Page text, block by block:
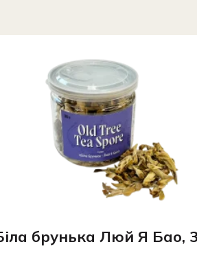
брунька Люй Я Бао,